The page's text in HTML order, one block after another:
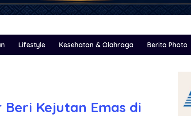
Lifestyle Kesehatan & Olahraga Berita Photo
Kejutan Emas di